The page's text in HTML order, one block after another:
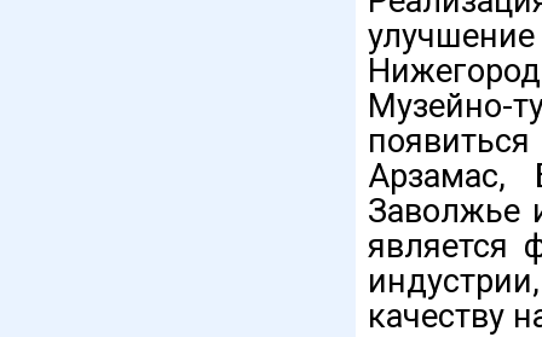
Арзамас,
Заволжье
является
качеству